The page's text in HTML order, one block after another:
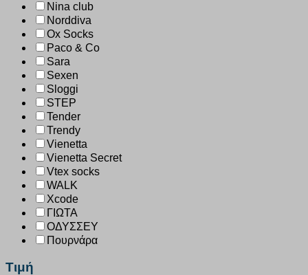
Nina club
Norddiva
Ox Socks
Paco & Co
Sara
Sexen
Sloggi
STEP
Tender
Trendy
Vienetta
Vienetta Secret
Vtex socks
WALK
Xcode
ΓΙΩΤΑ
ΟΔΥΣΣΕΥ
Πουρνάρα
Τιμή